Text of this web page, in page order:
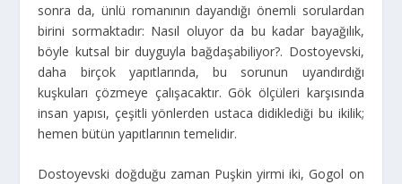
sonra da, ünlü romanının dayandığı önemli sorulardan
birini sormaktadır: Nasıl oluyor da bu kadar bayağılık,
böyle kutsal bir duyguyla bağdaşabiliyor?. Dostoyevski,
daha birçok yapıtlarında, bu sorunun uyandırdığı
kuşkuları çözmeye çalışacaktır. Gök ölçüleri karşısında
insan yapısı, çeşitli yönlerden ustaca didiklediği bu ikilik;
hemen bütün yapıtlarının temelidir.
Dostoyevski doğduğu zaman Puşkin yirmi iki, Gogol on